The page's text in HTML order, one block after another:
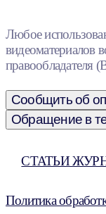
Любое
видеоматериалов
правообладателя
Сообщить об
Обращение в
СТАТЬИ
Политика